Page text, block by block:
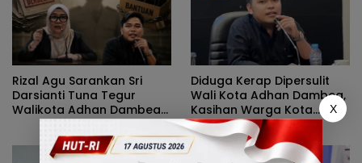
Rizal Agu Sarankan Sri
Darsianti Tuna Tegur
Walikota Adhan Dambea
Ketimbang Dinas
Kumperindag Pemprov
Gorontalo
Diduga Kerap Dipersulit
Wali Kota Adhan Dambea,
Kasihan Warga Kota
Gorontalo Jarang Dapat
Bantuan Pemprov
X